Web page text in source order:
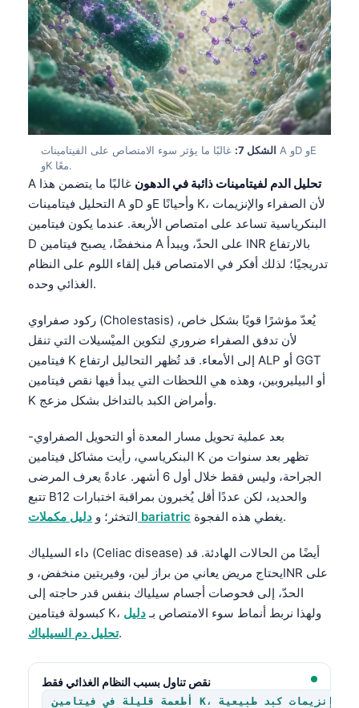
الشكل 7:
غالبًا ما يؤثر سوء الامتصاص على الفيتامينات A وD وE
وK معًا.
A تحليل الدم لفيتامينات ذائبة في الدهون غالبًا ما يتضمن هذا
التحليل فيتامينات A وD وE وأحيانًا K، لأن الصفراء والإنزيمات
البنكرياسية تساعد على امتصاص الأربعة. عندما يكون فيتامين
D منخفضًا، يصبح فيتامين A على الحدّ، ويبدأ INR بالارتفاع
تدريجيًا؛ لذلك أفكر في الامتصاص قبل إلقاء اللوم على النظام
الغذائي وحده.
ركود صفراوي (Cholestasis) يُعدّ مؤشرًا قويًا بشكل خاص،
لأن تدفق الصفراء ضروري لتكوين الميْسيلات التي تنقل
فيتامين K إلى الأمعاء. قد تُظهر التحاليل ارتفاع ALP أو GGT
أو البيليروبين، وهذه هي اللحظات التي يبدأ فيها نقص فيتامين
K وأمراض الكبد بالتداخل بشكل مزعج.
بعد عملية تحويل مسار المعدة أو التحويل الصفراوي-
البنكرياسي، رأيت مشاكل فيتامين K تظهر بعد سنوات من
الجراحة، وليس فقط خلال أول 6 أشهر. عادةً يعرف المرضى
تتبع B12 والحديد، لكن عددًا أقل يُخبرون بمراقبة اختبارات
التخثر؛ و دليل مكملات bariatric يغطي هذه الفجوة.
داء السيلياك (Celiac disease) أيضًا من الحالات الهادئة. قد
يحتاج مريض يعاني من براز لين، وفيريتين منخفض، وINR على
الحدّ، إلى فحوصات أجسام سيلياك بنفس قدر حاجته إلى
كبسولة فيتامين K، ولهذا نربط أنماط سوء الامتصاص بـدليل
تحليل دم السيلياك.
نقص تناول بسبب النظام الغذائي فقط
أطعمة قليلة في فيتامين K، مع إنزيمات كبد طبيعية Magyar
বাংলা
اردو
मराठी
ગુજરાતી
ಕನ್ನಡ
മലയാളം
Bahasa Melayu
Tiếng Việt
Tagalog
ဗမာစာ
Kiswahili
አማርኛ
Українська
O‘zbekcha
Català
Suomi
Hrvatski
Slovenčina
كوردی‎
پښتو